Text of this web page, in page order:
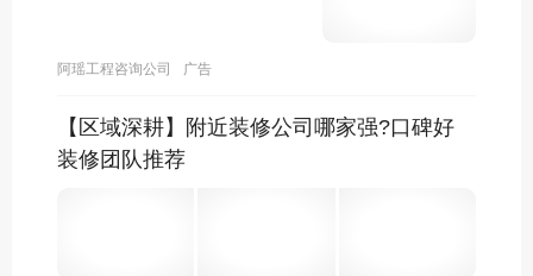
markers for HCV infections course andhealthy status
水平和肝组织病理变化等项目的分析，都是了解HCV
感染者健康状况和监测疾病进程的合适重要指标。
阿瑶工程咨询公司 广告
【区域深耕】附近装修公司哪家强?口碑好
装修团队推荐